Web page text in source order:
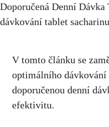
Doporučená Denní
dávkování tablet
V tomto článku se​
optimálního ⁤dávkování
doporučenou denní‌
efektivitu.